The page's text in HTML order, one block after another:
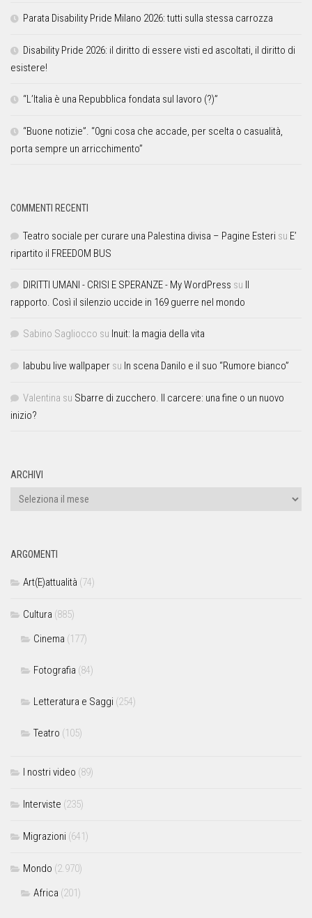
Parata Disability Pride Milano 2026: tutti sulla stessa carrozza
Disability Pride 2026: il diritto di essere visti ed ascoltati, il diritto di
esistere!
“L’Italia è una Repubblica fondata sul lavoro (?)”
“Buone notizie”. “0gni cosa che accade, per scelta o casualità,
porta sempre un arricchimento”
COMMENTI RECENTI
Teatro sociale per curare una Palestina divisa – Pagine Esteri su E’
ripartito il FREEDOM BUS
DIRITTI UMANI - CRISI E SPERANZE - My WordPress su
rapporto. Così il silenzio uccide in 169 guerre nel mondo
Sabino Sagliocco su Inuit: la magia della vita
labubu live wallpaper su In scena Danilo e il suo “Rumore bianco”
Valentina su Sbarre di zucchero. Il carcere: una fine o un nuovo
inizio?
ARCHIVI
ARGOMENTI
Art(E)attualità (74)
Cultura (885)
Cinema (177)
Fotografia (84)
Letteratura e Saggi (254)
Teatro (105)
I nostri video (89)
Interviste (235)
Migrazioni (641)
Mondo (2.970)
Africa (201)